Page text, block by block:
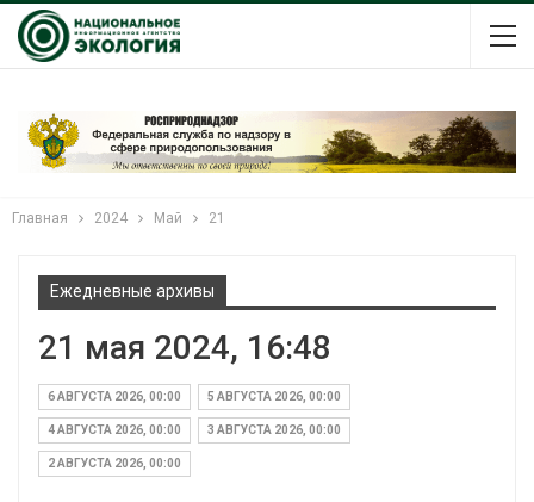
Главная 2024 Май 21
Ежедневные архивы
21 мая 2024, 16:48
6 АВГУСТА 2026, 00:00 5 АВГУСТА 2026, 00:00
4 АВГУСТА 2026, 00:00 3 АВГУСТА 2026, 00:00
2 АВГУСТА 2026, 00:00